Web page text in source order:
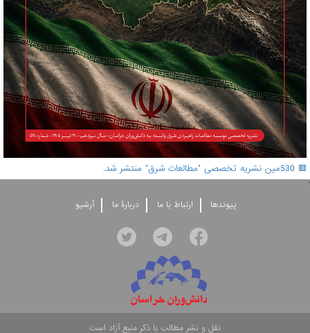
🟥 530مین نشریه تخصصی "مطالعات شرق" منتشر شد.
'
پيوندها ارتباط با ما دربارۀ ما آرشيو
نقل و نشر مطالب با ذکر منبع آزاد است